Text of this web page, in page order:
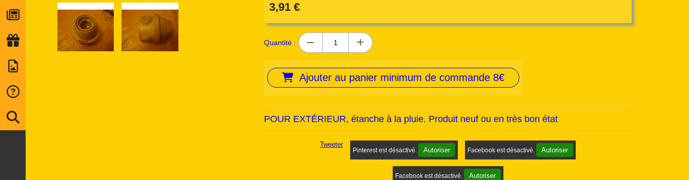
3,91 €
Quantité :
Ajouter au panier minimum de commande 8€
POUR EXTÉRIEUR, étanche à la pluie. Produit neuf ou en très bon état
Tweeter
Pinterest est désactivé. Autoriser Facebook est désactivé. Autoriser
Facebook est désactivé. Autoriser